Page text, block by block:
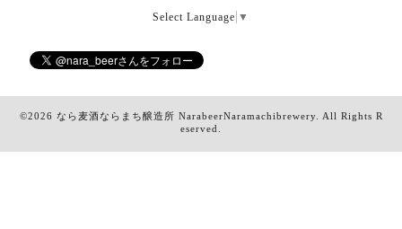
Select Language ▼
©2026 なら麦酒ならまち醸造所 NarabeerNaramachibrewery. All Rights R
eserved.